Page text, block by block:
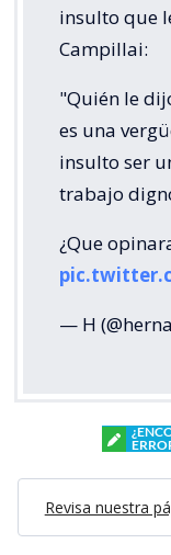
insulto que
Campillai:
"Quién le
es una
insulto ser
trabajo
¿Que
— H
Revisa nuestra